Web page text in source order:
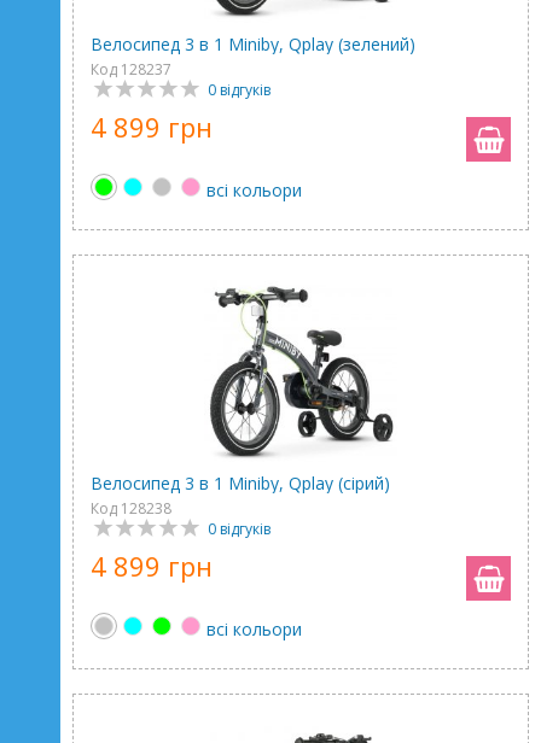
Велосипед 3 в 1 Miniby, Qplay (зелений)
Код 128237
0 відгуків
4 899 грн
всі кольори
Велосипед 3 в 1 Miniby, Qplay (сірий)
Код 128238
0 відгуків
4 899 грн
всі кольори